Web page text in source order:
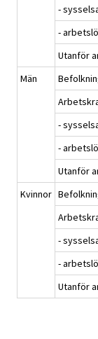
-
-
Utanför
Män
-
-
Utanför
Kvinnor
-
-
Utanför